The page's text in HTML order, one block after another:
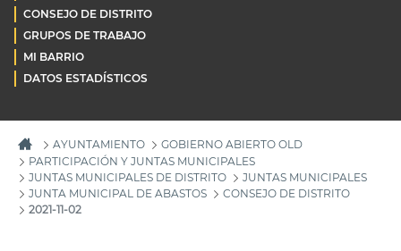
CONSEJO DE DISTRITO
GRUPOS DE TRABAJO
MI BARRIO
DATOS ESTADÍSTICOS
AYUNTAMIENTO
GOBIERNO ABIERTO OLD
PARTICIPACIÓN Y JUNTAS MUNICIPALES
JUNTAS MUNICIPALES DE DISTRITO
JUNTAS MUNICIPALES
JUNTA MUNICIPAL DE ABASTOS
CONSEJO DE DISTRITO
2021-11-02